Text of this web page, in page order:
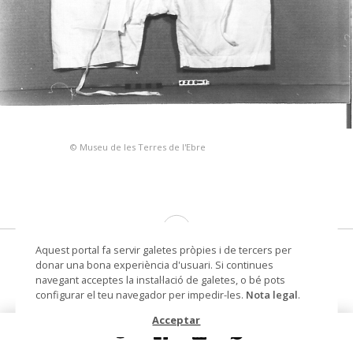
© Museu de les Terres de l'Ebre
disfressa, calçotets, calçons blancs,
pantaló
Datació 1915
Aquest portal fa servir galetes pròpies i de tercers per
donar una bona experiència d'usuari. Si continues
navegant acceptes la instal·lació de galetes, o bé pots
configurar el teu navegador per impedir-les. Nota legal.
Acceptar